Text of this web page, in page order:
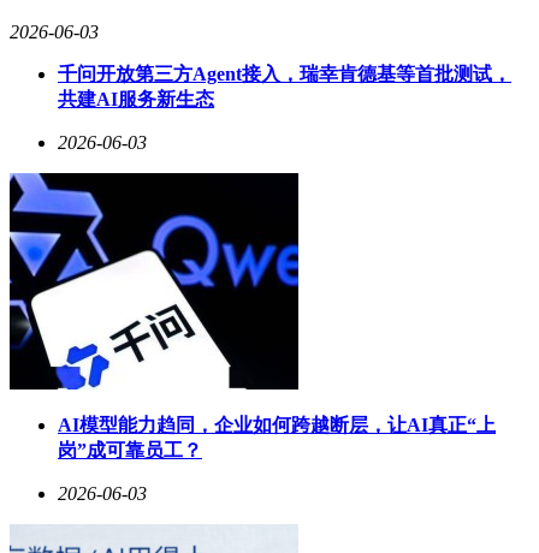
感；剑指苍穹尾灯凌厉舒展，动静之间尽显大国风骨。为了满
兰橙，复刻乌兰哈达火山群独有的橙赭色调，视觉冲击力极
强。内饰方面，同步新增的霞影橙撞色搭配，既适合都市通勤
的多元社交场景，也能在山野出行时彰显用户的专属个性。
动力性能方面，全新猛士M817搭载了极猛动力2.0系统，全面
升级43项技术，拥有9项同级第一。其2.0T高功率混动专用发
动机与前后双电机组合，综合功率高达715kW，轮边扭矩突破
13685N·m，零百加速仅需4.2s，动力性能远超6.0T传统燃油发
动机。即便在高原山区爬坡场景下，2500米海拔动力衰减低于
6%，轻松征服高海拔复杂路况。同时，同级唯一搭载的3kW
超大功率高压风扇，搭配多模热管理智能分配系统，使机舱散
热效率提升65%；宁德时代骁遥电池·越野旗舰版的独创双大
面液冷结构，更是让电池散热效率翻倍，有效解决了冲沙、涮
在续航方面，全新猛士M817同样表现出色。同级第一的
一的1450km综合续航，则让满油满电状态下的跨城长途出行
变得轻而易举，如轻松完成武汉至深圳的旅程。
2026-06-03
千问开放第三方Agent接入，瑞幸肯德基等首批测试，
共建AI服务新生态
2026-06-03
AI模型能力趋同，企业如何跨越断层，让AI真正“上
岗”成可靠员工？
2026-06-03